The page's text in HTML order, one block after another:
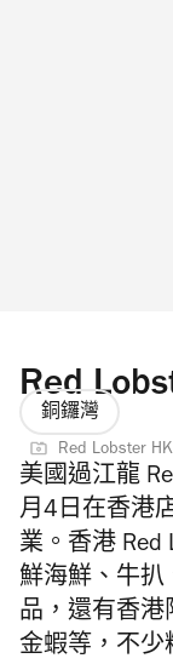
Red
銅鑼灣
Red Lobster HK
美國過江龍
月4日在香港
業。 香港 Red
鮮海鮮、牛扒
品，還有香港
金蝦等，不少